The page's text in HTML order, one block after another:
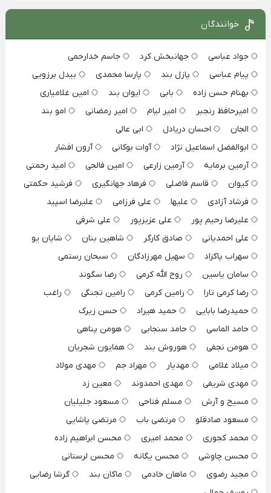
خوانندگان
جواد عباسی جهانبخش کرد
جاسم خدارحمی
پیام عباسی
پازل بند پارسا محمدی
بیدل برزویی
بهنام حسن زاده
بابی ایوان بند
امین غلامیاری
امیرحافظ رنجبر
امیر لیام امیر رمضانی
امو بند
الجان
احسان دریادل
ابی عالی
ابوالفضل اسماعیل نژاد
آوات بوکانی
آرون افشار
آرمین برمایه
آرمین زارعی امین فالجی
امید رحمتی
کیوان
قاسم فاضلی فرهاد جهانگیری
فرشید حکمتی
فرشاد آزادی
علیها علی فرزامی
علیرضا اسپید
علیرضا رحیم پور
علی عزیزپور
علی شرفی
علی احمدیانی
صادق کارگر شاهین بنان
شایان یو
سهراب پاکزاد
سهیل مهرزادگان
سبحان رستمی
سامان یاسین
روح الله کرمی
رضا سگوند
رضا کرمی تارا
رامین کرمی رامین تجنگی
راغب
حمیدرضا بابایی
حمید هیراد
حسن زیرک
حامد الماسی
حامد سنجابی
هومن پناهی
هومن نجفی
هوروش بند
همایون شجریان
میلاد غلامی
مهدیار مهراد جم
مهدی مولاد
مهدی شریفی
مهدی احمدوند
معین زد
مسیح و آرش
مسلم فتاحی
مسعود جلیلیان
مسعود صادقلو
مرتضی باب
مرتضی پاشایی
محمد کجوری
محمد امیری
محسن ابراهیم زاده
محسن چاوشی
محسن یگانه
محسن لرستانی
مجید رضوی
ماهان خادمی ماکان بند
گرشا رضایی